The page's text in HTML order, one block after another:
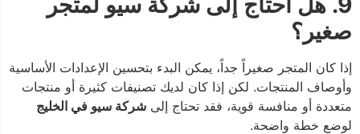
صغير؟
إذا كان المتجر صغيراً جداً، يمكن البدء بتحسين الإعدادات الأساسية
وأوصاف المنتجات. لكن إذا كان لديك تصنيفات كثيرة أو منتجات
متعددة أو منافسة قوية، فقد تحتاج إلى شركة سيو في الخليج
لوضع خطة واضحة.